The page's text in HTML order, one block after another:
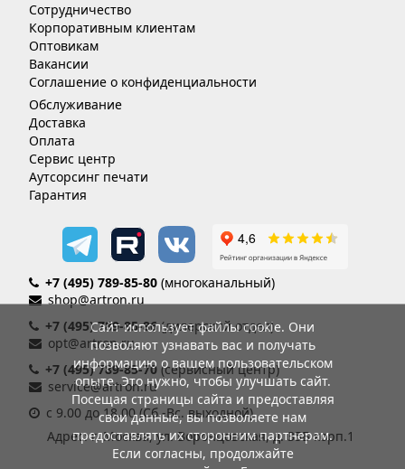
Сотрудничество
Корпоративным клиентам
Оптовикам
Вакансии
Соглашение о конфиденциальности
Обслуживание
Доставка
Оплата
Сервис центр
Аутсорсинг печати
Гарантия
+7 (495) 789-85-80 (многоканальный)
shop@artron.ru
+7 (495) 789-85-86(дилерский отдел)
opt@artron.ru
+7 (495) 789-85-70 (сервисный центр)
service@artron.ru
с 9.00 до 18.00 (Сб.-Вс. выходной)
Адрес: г. Москва, ул. Воронцовская, д. 35Б корп.1
Сайт использует файлы cookie. Они
позволяют узнавать вас и получать
информацию о вашем пользовательском
опыте. Это нужно, чтобы улучшать сайт.
Посещая страницы сайта и предоставляя
свои данные, вы позволяете нам
предоставлять их сторонним партнерам.
Если согласны, продолжайте